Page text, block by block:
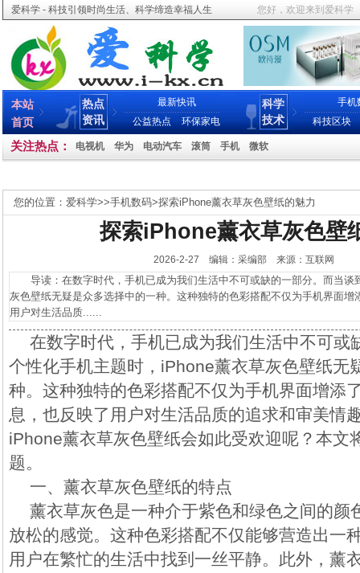
爱科学 - 科技引领时尚生活、科学缔造幸福人生 您好，欢迎来到爱科学
本站
首页
热点
资讯
最新快讯
公益热点
环保家电
科学
技术
手机
科技区块
关注热点： 电视机 华为 电动汽车 滚筒 手机 微软
您的位置： 爱科学>>手机数码>探索iPhone薰衣草灰色壁纸的魅力
探索iPhone薰衣草灰色壁
2026-2-27 编辑：采编部 来源：互联网
导读：在数字时代，手机已成为我们生活中不可或缺的一部分。而当谈
灰色壁纸无疑是众多选择中的一种。这种独特的色彩搭配不仅为手机界面
用户对生活品质......
在数字时代，手机已成为我们生活中不可或
个性化手机主题时，iPhone薰衣草灰色壁纸无
种。这种独特的色彩搭配不仅为手机界面增添
息，也反映了用户对生活品质的追求和审美情
iPhone薰衣草灰色壁纸会如此受欢迎呢？本文
题。
一、薰衣草灰色壁纸的特点
薰衣草灰色是一种介于紫色和绿色之间的颜
放松的感觉。这种色彩搭配不仅能够营造出一
用户在繁忙的生活中找到一丝平静。此外，薰